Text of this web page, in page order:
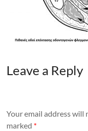
Leave a Reply
Your email address will
marked *